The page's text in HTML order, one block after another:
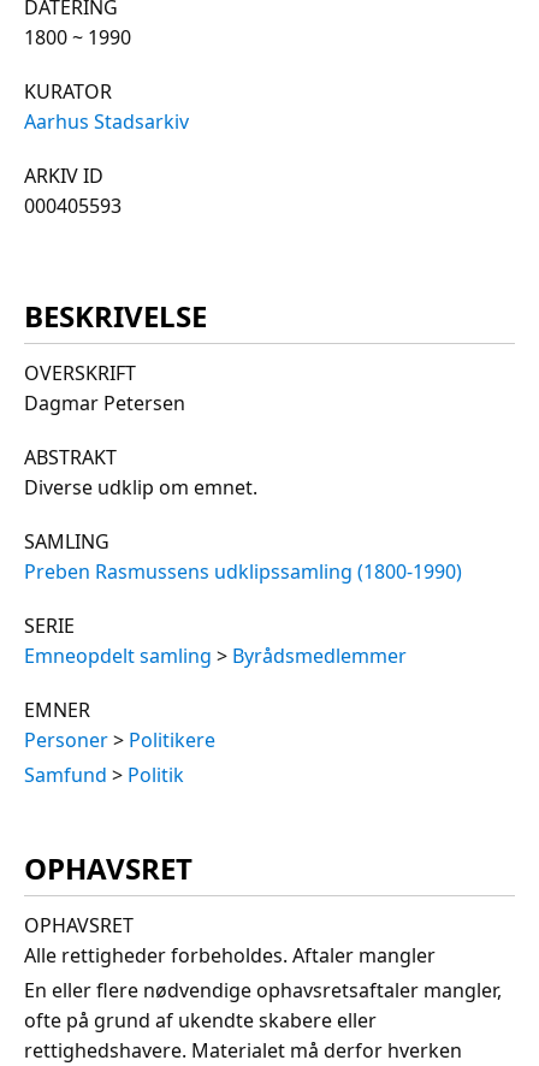
DATERING
1800 ~ 1990
KURATOR
Aarhus Stadsarkiv
ARKIV ID
000405593
BESKRIVELSE
OVERSKRIFT
Dagmar Petersen
ABSTRAKT
Diverse udklip om emnet.
SAMLING
Preben Rasmussens udklipssamling (1800-1990)
SERIE
Emneopdelt samling > Byrådsmedlemmer
EMNER
Personer> Politikere
Samfund > Politik
OPHAVSRET
OPHAVSRET
Alle rettigheder forbeholdes. Aftaler mangler
En eller flere nødvendige ophavsretsaftaler mangler,
ofte på grund af ukendte skabere eller
rettighedshavere. Materialet må derfor hverken